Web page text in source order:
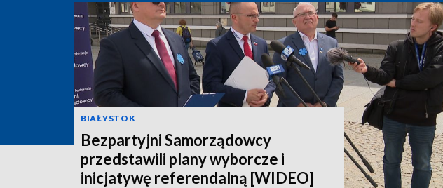
BIAŁYSTOK
Bezpartyjni Samorządowcy
przedstawili plany wyborcze i
inicjatywę referendalną [WIDEO]